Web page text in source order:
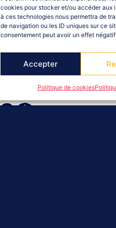
cookies pour stocker et/ou accéder aux
à ces technologies nous permettra de
de navigation ou les ID uniques sur ce
consentement peut avoir un effet
Accepter
Politique de cookies